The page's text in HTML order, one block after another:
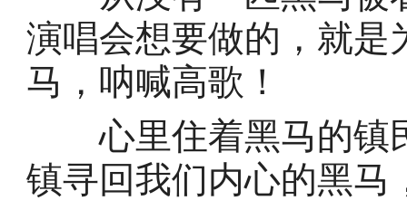
演唱会想要做的，就是
马，呐喊高歌！
心里住着黑马的镇
镇寻回我们内心的黑马